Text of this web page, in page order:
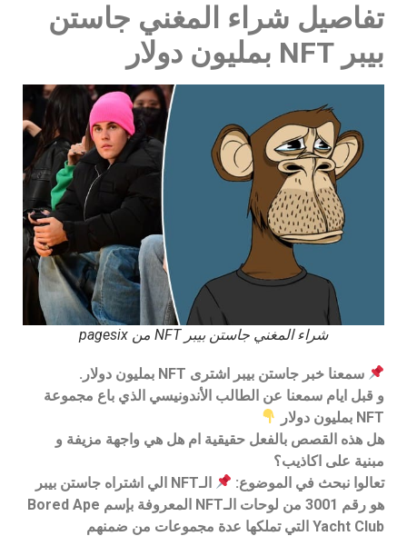
تفاصيل شراء المغني جاستن
بيبر NFT بمليون دولار
شراء المغني جاستن بيبر NFT من pagesix
سمعنا خبر جاستن بيبر اشترى NFT بمليون دولار.
و قبل ايام سمعنا عن الطالب الأندونيسي الذي باع مجموعة
NFT بمليون دولار
هل هذه القصص بالفعل حقيقية ام هل هي واجهة مزيفة و
مبنية على اكاذيب؟
تعالوا نبحث في الموضوع:
الـNFT الي اشتراه جاستن بيبر
هو رقم 3001 من لوحات الـNFT المعروفة بإسم Bored Ape
Yacht Club التي تملكها عدة مجموعات من ضمنهم